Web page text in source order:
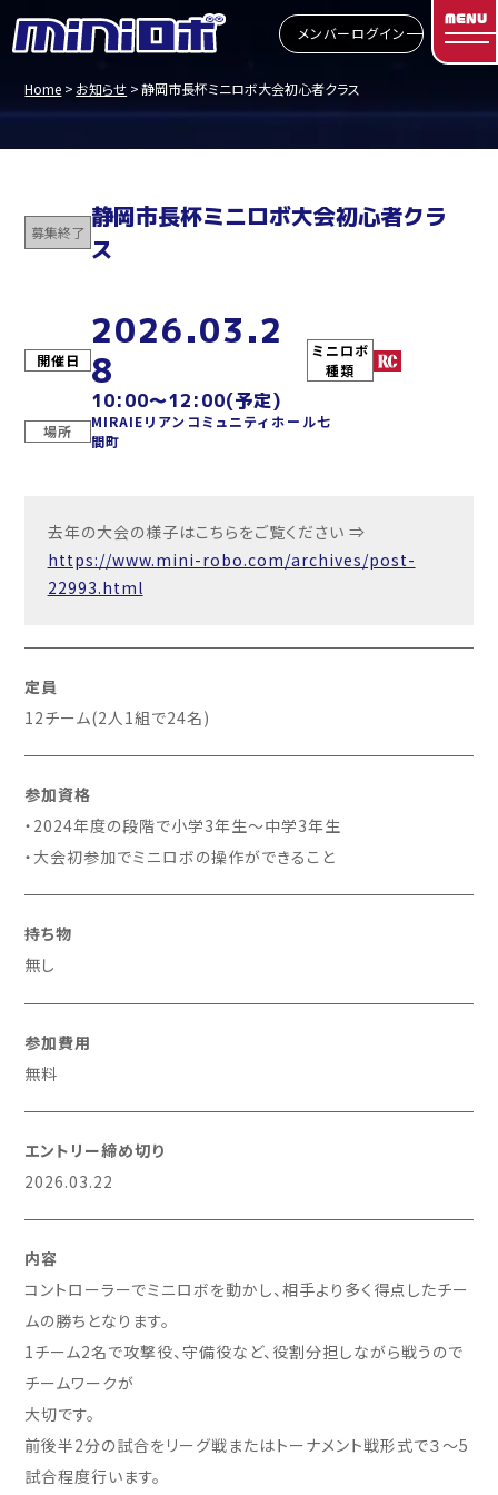
メンバーログイン
MENU
Home お知らせ 静岡市長杯ミニロボ大会初心者クラス
募集終了
静岡市長杯ミニロボ大会初心者クラ
ス
開催日
2026.03.2
8
10:00～12:00(予定)
ミニロボ
種類
場所
MIRAIEリアンコミュニティホール七
間町
去年の大会の様子はこちらをご覧ください ⇒
https://www.mini-robo.com/archives/post-
22993.html
定員
12チーム(2人1組で24名)
参加資格
・2024年度の段階で小学3年生～中学3年生
・大会初参加でミニロボの操作ができること
持ち物
無し
参加費用
無料
エントリー締め切り
2026.03.22
内容
コントローラーでミニロボを動かし、相手より多く得点したチー
ムの勝ちとなります。
1チーム2名で攻撃役、守備役など、役割分担しながら戦うので
チームワークが
大切です。
前後半2分の試合をリーグ戦またはトーナメント戦形式で３～5
試合程度行います。